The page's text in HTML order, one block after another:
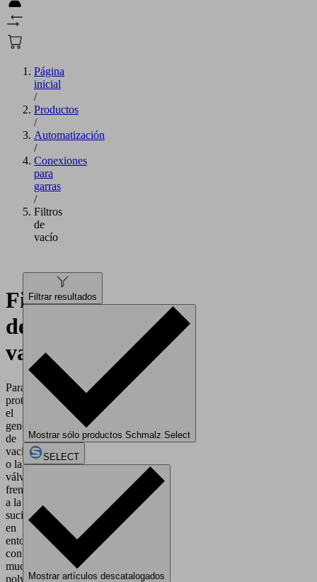
Página
inicial
/
Productos
/
Automatización
/
Conexiones
para
garras
/
Filtros
de
vacío
Filtros
de
vacío
Para
proteger
el
generador
de
vacío
o la
válvula
frente
a la
suciedad
en
entornos
con
mucho
polvo
Filtrar resultados
Mostrar sólo productos Schmalz Select
SELECT
Mostrar artículos descatalogados